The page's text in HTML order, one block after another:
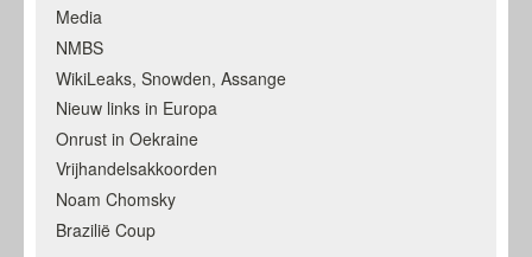
Media
NMBS
WikiLeaks, Snowden, Assange
Nieuw links in Europa
Onrust in Oekraine
Vrijhandelsakkoorden
Noam Chomsky
Brazilië Coup